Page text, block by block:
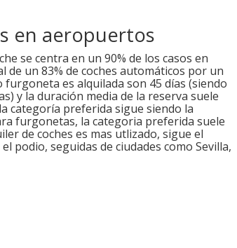
en aeropuertos
se centra en un 90% de los casos en
de un 83% de coches automáticos por un
furgoneta es alquilada son 45 días (siendo
y la duración media de la reserva suele
categoría preferida sigue siendo la
furgonetas, la categoria preferida suele
de coches es mas utlizado, sigue el
podio, seguidas de ciudades como Sevilla,